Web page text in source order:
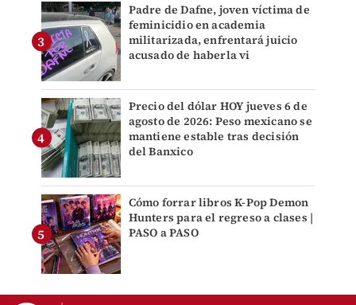
Padre de Dafne, joven víctima de
feminicidio en academia
militarizada, enfrentará juicio
acusado de haberla vi
Precio del dólar HOY jueves 6 de
agosto de 2026: Peso mexicano se
mantiene estable tras decisión
del Banxico
Cómo forrar libros K-Pop Demon
Hunters para el regreso a clases |
PASO a PASO